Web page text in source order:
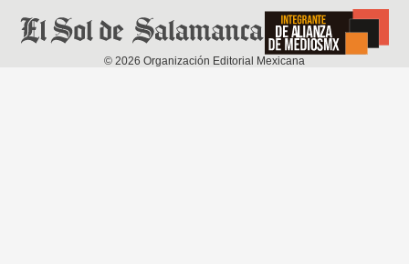
© 2026 Organización Editorial Mexicana